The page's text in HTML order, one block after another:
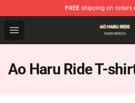
FREE shipping on orders
Open menu
Ao Haru Ride Shop - Official
Ao Haru Ride T-